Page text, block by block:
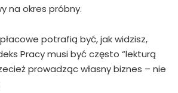
na okres próbny.
potrafią być, jak widzisz,
Pracy musi być często “lekturą
prowadząc własny biznes – nie